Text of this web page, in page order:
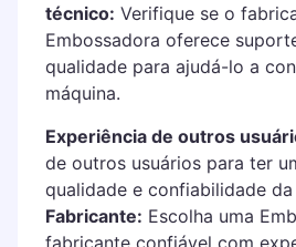
técnico: Verifique se o
Embossadora oferece
qualidade para ajudá-lo a
máquina.
Experiência de outros
de outros usuários para ter
qualidade e confiabilidade
Fabricante: Escolha uma
fabricante confiável com